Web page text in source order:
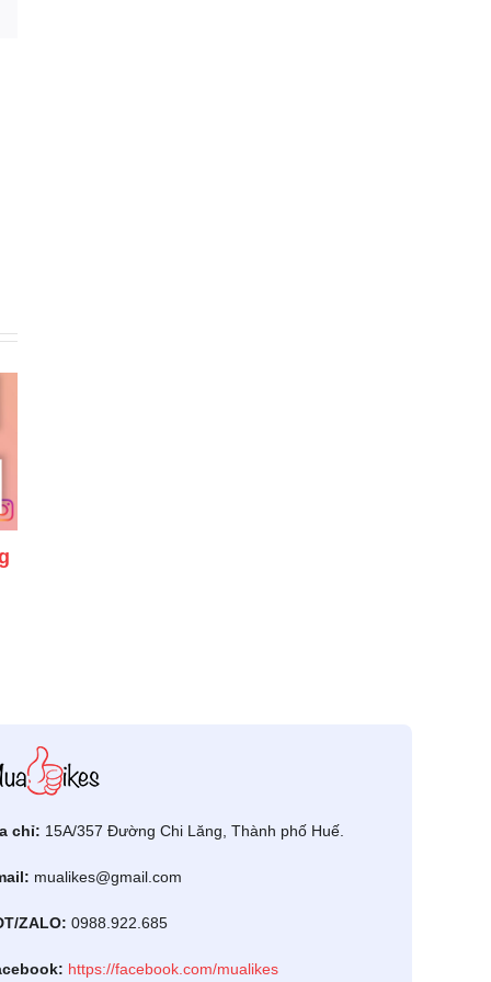
chỉ: 15A/357 Đường Chi Lăng, Thành phố Huế.
mualikes@gmail.com
ZALO: 0988.922.685
https://facebook.com/mualikes